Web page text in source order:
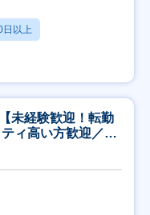
日以上
未経験歓迎！転勤
ィ高い方歓迎／土